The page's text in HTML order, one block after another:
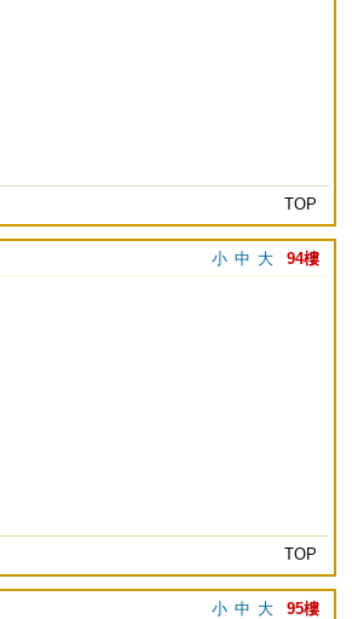
TOP
94樓
大
中
小
TOP
95樓
大
中
小